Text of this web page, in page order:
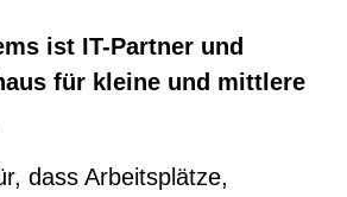
ist IT-Partner und
für kleine und mittlere
dass Arbeitsplätze,